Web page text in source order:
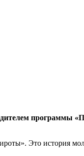
Это история